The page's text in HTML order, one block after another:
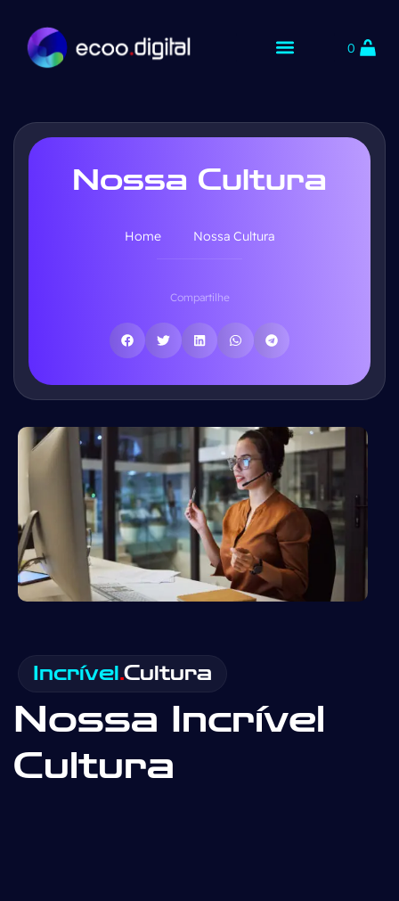
0
Nossa Cultura
Home Nossa Cultura
Compartilhe
Incrível.Cultura
Nossa Incrível
Cultura